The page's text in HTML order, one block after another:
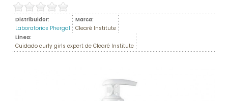
Distribuidor:
Laboratorios Phergal
Marca:
Clearé Institute
Línea:
Cuidado curly girls expert de Clearé Institute